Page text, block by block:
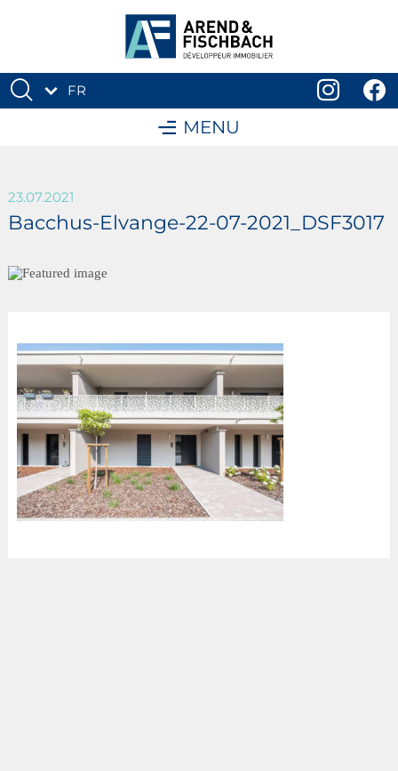
FR
MENU
23.07.2021
Bacchus-Elvange-22-07-2021_DSF3017